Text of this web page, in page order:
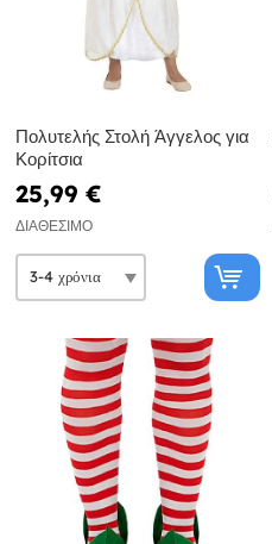
Πολυτελής Στολή Άγγελος για
Κορίτσια
25,99 €
ΔΙΑΘΈΣΙΜΟ